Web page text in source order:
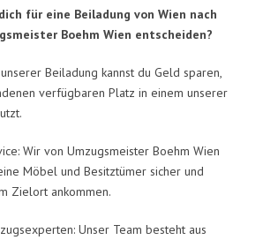
für eine Beiladung von Wien nach
Boehm Wien entscheiden?
Beiladung kannst du Geld sparen,
verfügbaren Platz in einem unserer
Wir von Umzugsmeister Boehm Wien
Möbel und Besitztümer sicher und
Zielort ankommen.
Unser Team besteht aus